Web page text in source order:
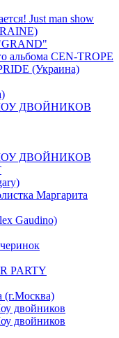
Just man show
альбома CEN-TROPE
(Украина)
ДВОЙНИКОВ
ДВОЙНИКОВ
Маргарита
Gaudino)
PARTY
(г.Москва)
двойников
двойников